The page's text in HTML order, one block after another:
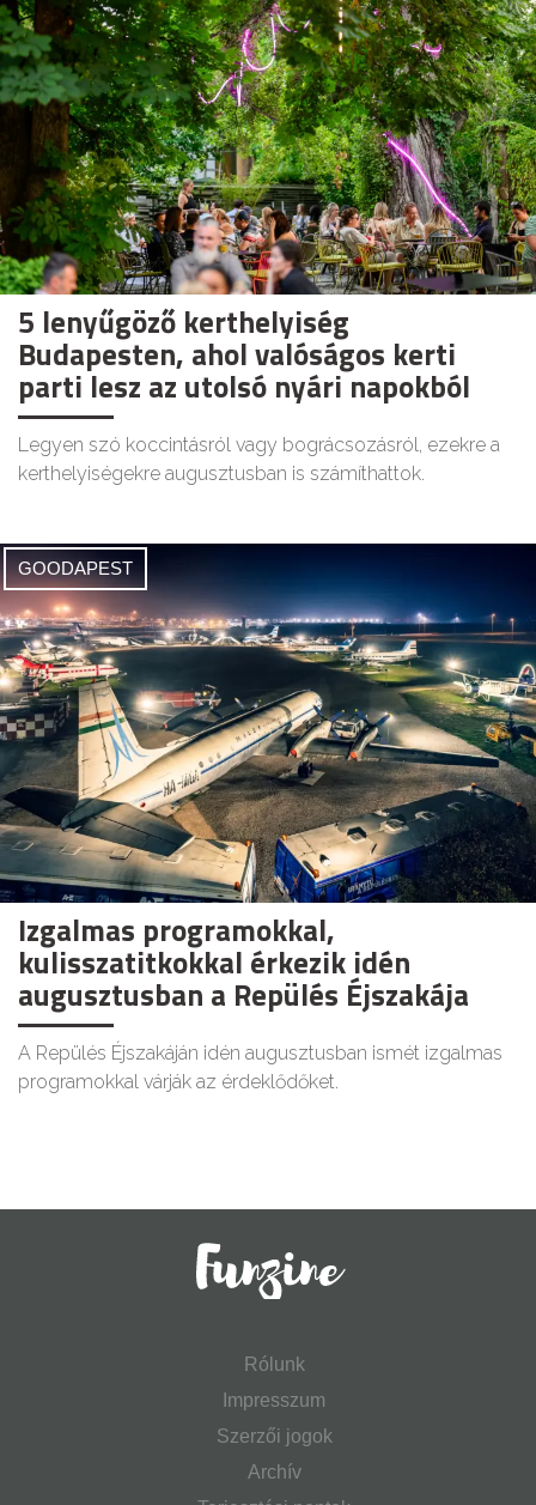
5 lenyűgöző kerthelyiség
Budapesten, ahol valóságos kerti
parti lesz az utolsó nyári napokból
Legyen szó koccintásról vagy bográcsozásról, ezekre a
kerthelyiségekre augusztusban is számíthattok.
GOODAPEST
Izgalmas programokkal,
kulisszatitkokkal érkezik idén
augusztusban a Repülés Éjszakája
A Repülés Éjszakáján idén augusztusban ismét izgalmas
programokkal várják az érdeklődőket.
Rólunk
Impresszum
Szerzői jogok
Archív